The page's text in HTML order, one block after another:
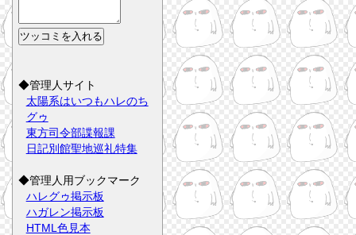
◆管理人サイト
太陽系はいつもハレのち
グゥ
東方司令部諜報課
日記別館聖地巡礼特集
◆管理人用ブックマーク
ハレグゥ掲示板
ハガレン掲示板
HTML色見本